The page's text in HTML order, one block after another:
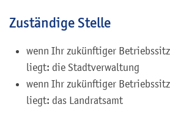
Zuständige Stelle
wenn Ihr zukünftiger
liegt: die Stadtverwaltung
wenn Ihr zukünftiger
liegt: das Landratsamt